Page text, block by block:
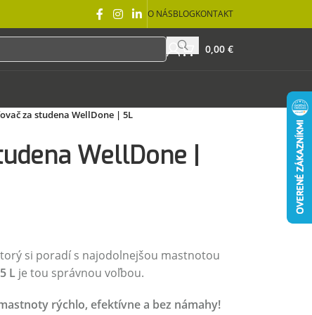
O NÁSBLOGKONTAKT
0,00 €
za studena WellDone | 5L
WellDone |
si poradí s najodolnejšou mastnotou
Lje tou správnou voľbou.
rýchlo, efektívne a bez námahy!